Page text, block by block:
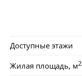
Доступные этажи
Жилая площадь, м2